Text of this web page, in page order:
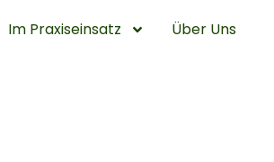
Im Praxiseinsatz Über Uns